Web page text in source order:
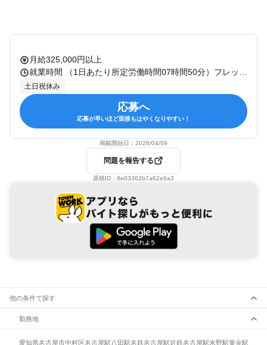
月給325,000円以上
土日祝休み
応募へ
応募が早いほど面接もはやくなりやすい！
掲載開始日： 2026/04/09
問題を報告する
原稿ID： 8e03362b7a62e6a3
他の条件で探す
勤務地
愛知県名古屋市中村区名古屋駅 八田駅名鉄名古屋駅近鉄名古屋駅米野駅黄金駅